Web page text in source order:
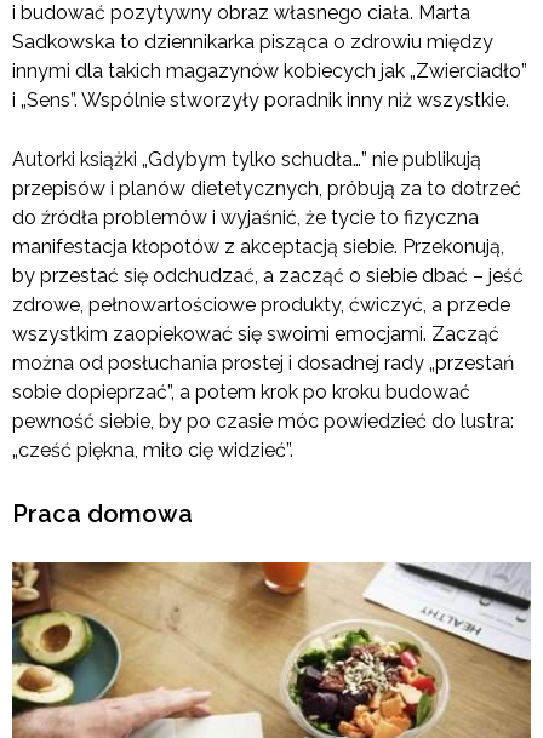
i budować pozytywny obraz własnego ciała. Marta
Sadkowska to dziennikarka pisząca o zdrowiu między
innymi dla takich magazynów kobiecych jak „Zwierciadło”
i „Sens”. Wspólnie stworzyły poradnik inny niż wszystkie.
Autorki książki „Gdybym tylko schudła…” nie publikują
przepisów i planów dietetycznych, próbują za to dotrzeć
do źródła problemów i wyjaśnić, że tycie to fizyczna
manifestacja kłopotów z akceptacją siebie. Przekonują,
by przestać się odchudzać, a zacząć o siebie dbać – jeść
zdrowe, pełnowartościowe produkty, ćwiczyć, a przede
wszystkim zaopiekować się swoimi emocjami. Zacząć
można od posłuchania prostej i dosadnej rady „przestań
sobie dopieprzać”, a potem krok po kroku budować
pewność siebie, by po czasie móc powiedzieć do lustra:
„cześć piękna, miło cię widzieć”.
Praca domowa